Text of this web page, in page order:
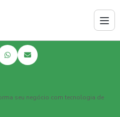
seu negócio com tecnologia de